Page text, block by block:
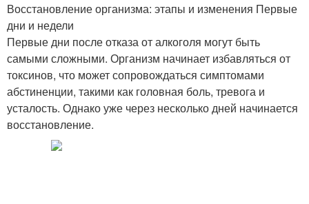
Восстановление организма: этапы и изменения Первые
дни и недели
Первые дни после отказа от алкоголя могут быть
самыми сложными. Организм начинает избавляться от
токсинов, что может сопровождаться симптомами
абстиненции, такими как головная боль, тревога и
усталость. Однако уже через несколько дней начинается
восстановление.